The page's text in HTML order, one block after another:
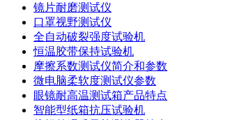
镜片耐磨测试仪
口罩视野测试仪
全自动破裂强度试验机
恒温胶带保持试验机
摩擦系数测试仪简介和参数
微电脑柔软度测试仪参数
眼镜耐高温测试箱产品特点
智能型纸箱抗压试验机